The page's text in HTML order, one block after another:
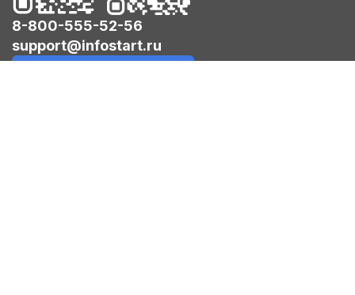
8-800-555-52-56
support@infostart.ru